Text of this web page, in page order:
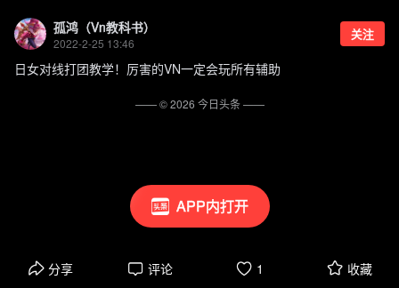
APP内打开
孤鸿（Vn教科书）
2022-2-25 13:46
关注
日女对线打团教学！厉害的VN一定会玩所有辅助
分享 评论 1 收藏
—— ©2026 今日头条——